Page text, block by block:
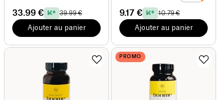
33.99 € 39.99 €
Ajouter au panier
9.17 € 10.79 €
Ajouter au panier
PROMO